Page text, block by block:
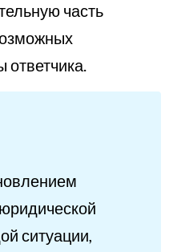
часть
ответчика.
ситуации,